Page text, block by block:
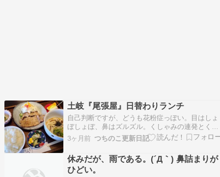
土岐『尾張屋』日替わりランチ
自己判断ですが、どうも花粉症っぽい。目はしょ
ぼしょぼ、鼻はズルズル。くしゃみの連発とくれ
ばね。朝のウォーキングから帰ったら一段とひど
くなりました。もうとっくにピークは去ったと思
っていましたが、また違う種類の花粉にやられた
かもしれません。体がダルくなるし眠くなるの
で、あまり飲みたく…
3ヶ月前 つちのこ更新日記
休みだが、雨である。(´Д｀) 鼻詰まりが
ひどい。